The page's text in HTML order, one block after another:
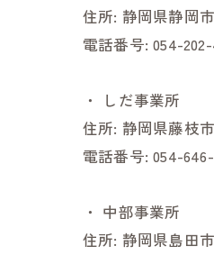
住所: 静岡県静岡
電話番号:054-
・
しだ事業所
住所: 静岡県藤枝
電話番号:054-
・ 中部事業所
住所: 静岡県島田